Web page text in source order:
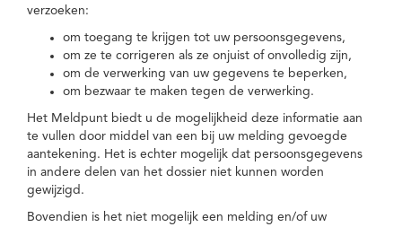
verzoeken:
om toegang te krijgen tot uw persoonsgegevens,
om ze te corrigeren als ze onjuist of onvolledig zijn,
om de verwerking van uw gegevens te beperken,
om bezwaar te maken tegen de verwerking.
Het Meldpunt biedt u de mogelijkheid deze informatie aan
te vullen door middel van een bij uw melding gevoegde
aantekening. Het is echter mogelijk dat persoonsgegevens
in andere delen van het dossier niet kunnen worden
gewijzigd.
Bovendien is het niet mogelijk een melding en/of uw